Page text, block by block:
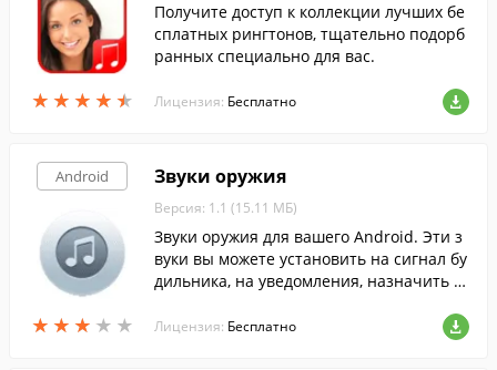
★ ★ ★ ★ ★
★ ★ ★ ★ ★
Получите доступ к коллекции лучших бе
сплатных рингтонов, тщательно подорб
ранных специально для вас.
Лицензия: Бесплатно
Android
★ ★ ★ ★ ★
★ ★ ★ ★ ★
Звуки оружия
Версия: 1.1 (15.11 МБ)
Звуки оружия для вашего Android. Эти з
вуки вы можете установить на сигнал бу
дильника, на уведомления, назначить п
о-либо контакта и тп.
Лицензия: Бесплатно